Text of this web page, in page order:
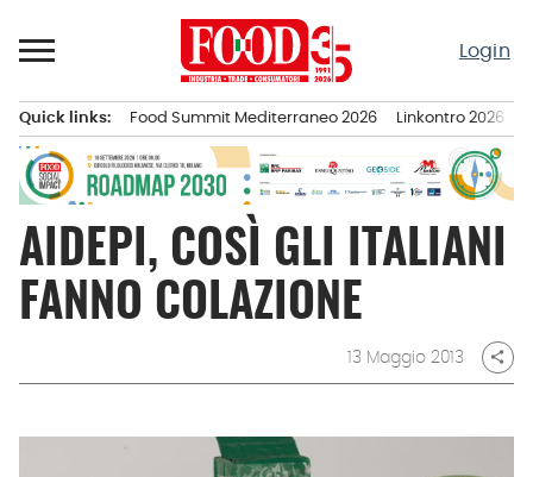
al
Login
principale
Quick links: Food Summit Mediterraneo 2026 Linkontro 2026
AIDEPI, COSÌ GLI ITALIANI
FANNO COLAZIONE
13 Maggio 2013 share